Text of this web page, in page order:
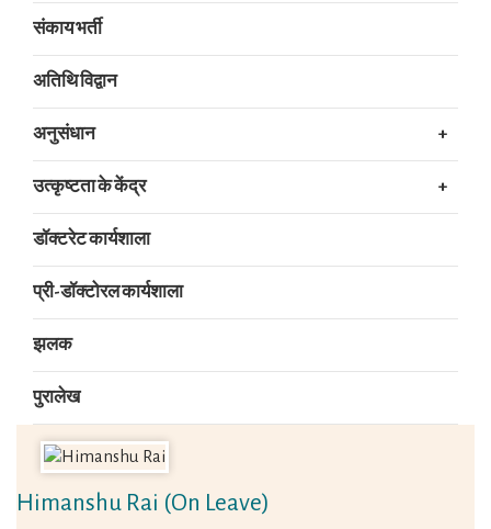
संकाय भर्ती
अतिथि विद्वान
अनुसंधान
उत्कृष्टता के केंद्र
डॉक्टरेट कार्यशाला
प्री-डॉक्टोरल कार्यशाला
झलक
पुरालेख
Himanshu Rai (On Leave)